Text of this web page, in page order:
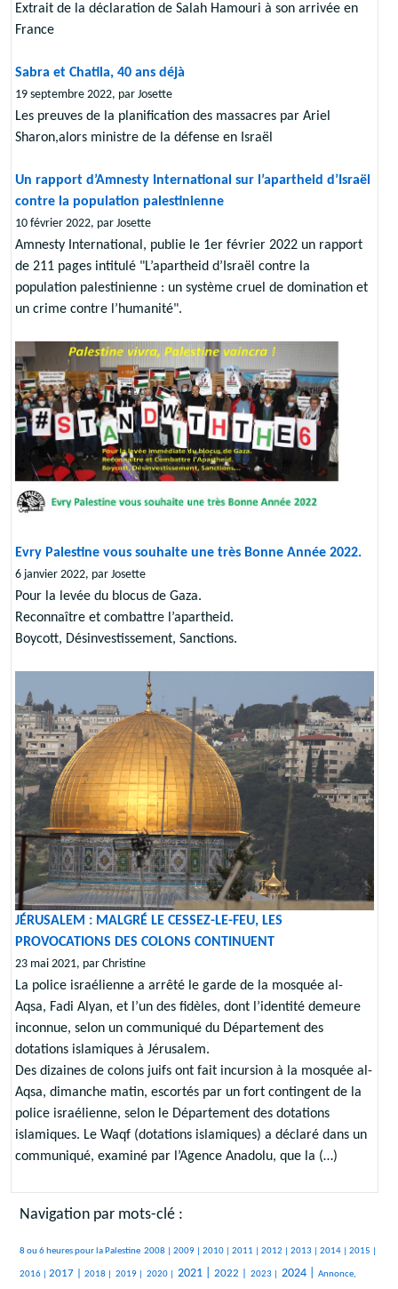
Extrait de la déclaration de Salah Hamouri à son arrivée en
France
Sabra et Chatila, 40 ans déjà
19 septembre 2022, par Josette
Les preuves de la planification des massacres par Ariel
Sharon,alors ministre de la défense en Israël
Un rapport d’Amnesty International sur l’apartheid d’Israël
contre la population palestinienne
10 février 2022, par Josette
Amnesty International, publie le 1er février 2022 un rapport
de 211 pages intitulé "L’apartheid d’Israël contre la
population palestinienne : un système cruel de domination et
un crime contre l’humanité".
Evry Palestine vous souhaite une très Bonne Année 2022.
6 janvier 2022, par Josette
Pour la levée du blocus de Gaza.
Reconnaître et combattre l’apartheid.
Boycott, Désinvestissement, Sanctions.
JÉRUSALEM : MALGRÉ LE CESSEZ-LE-FEU, LES
PROVOCATIONS DES COLONS CONTINUENT
23 mai 2021, par Christine
La police israélienne a arrêté le garde de la mosquée al-
Aqsa, Fadi Alyan, et l’un des fidèles, dont l’identité demeure
inconnue, selon un communiqué du Département des
dotations islamiques à Jérusalem.
Des dizaines de colons juifs ont fait incursion à la mosquée al-
Aqsa, dimanche matin, escortés par un fort contingent de la
police israélienne, selon le Département des dotations
islamiques. Le Waqf (dotations islamiques) a déclaré dans un
communiqué, examiné par l’Agence Anadolu, que la (…)
Navigation par mots-clé :
357/2119
8 ou 6 heures pour la Palestine
49/2119 2008 |
95/2119 2009 |
88/2119 2010 |
200/2119 2011 |
374/2119 2012 |
129/2119 2013 |
66/2119 2014 |
129/2119 2015 |
310/2119
2016 |
499/2119
2017 |
139/2119 2018 |
105/2119 2019 |
107/2119 2020 |
775/2119 2021 |
722/2119 2022 |
351/2119 2023 |
842/2119 2024 |
264/2119 Annonce,